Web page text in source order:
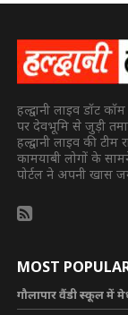
हल्द्वानी लाइव डॉट
पर देवभूमि से जुड़ी
हल्द्वानी लाइव की
कामयाबी लोगों के
पोर्टल ने अपनी खास
MOST
गौलापार वैंडी स्कूल में